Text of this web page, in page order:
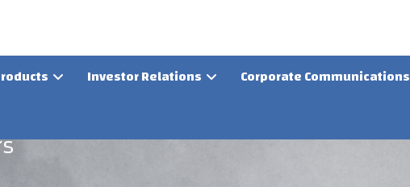
Investor Relations Corporate Communications